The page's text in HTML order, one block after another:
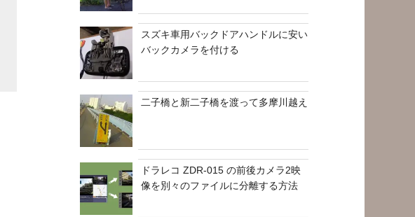
スズキ車用バックドアハンドルに安い
バックカメラを付ける
二子橋と新二子橋を渡って多摩川越え
ドラレコ ZDR-015 の前後カメラ2映
像を別々のファイルに分離する方法